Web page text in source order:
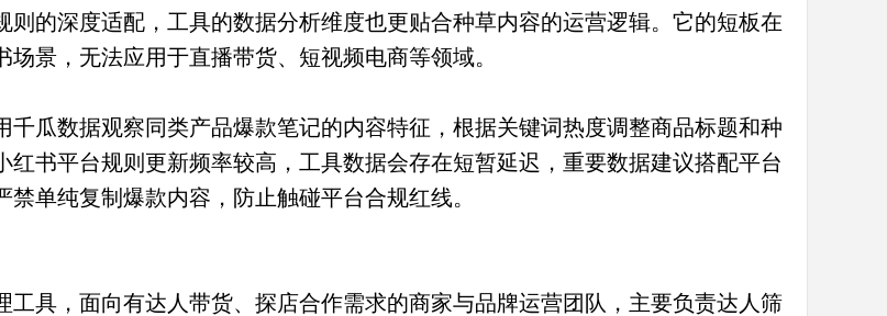
则的深度适配，工具的数据分析维度也更贴合种草内容的运营逻辑。它的短板在
景，无法应用于直播带货、短视频电商等领域。
千瓜数据观察同类产品爆款笔记的内容特征，根据关键词热度调整商品标题和种
红书平台规则更新频率较高，工具数据会存在短暂延迟，重要数据建议搭配平台
单纯复制爆款内容，防止触碰平台合规红线。
工具，面向有达人带货、探店合作需求的商家与品牌运营团队，主要负责达人筛